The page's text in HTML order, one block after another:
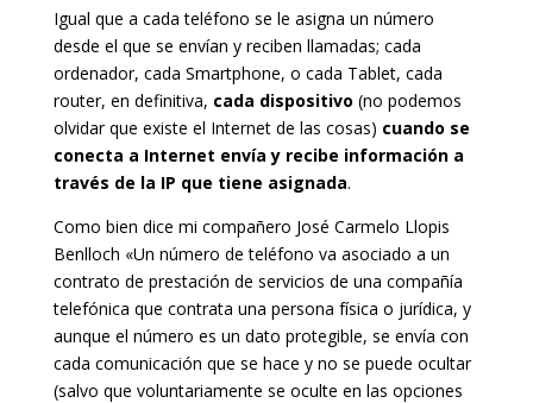
Igual que a cada teléfono se le asigna un número
desde el que se envían y reciben llamadas; cada
ordenador, cada Smartphone, o cada Tablet, cada
router, en definitiva, cada dispositivo (no podemos
olvidar que existe el Internet de las cosas) cuando se
conecta a Internet envía y recibe información a
través de la IP que tiene asignada.
Como bien dice mi compañero José Carmelo Llopis
Benlloch «Un número de teléfono va asociado a un
contrato de prestación de servicios de una compañía
telefónica que contrata una persona física o jurídica, y
aunque el número es un dato protegible, se envía con
cada comunicación que se hace y no se puede ocultar
(salvo que voluntariamente se oculte en las opciones